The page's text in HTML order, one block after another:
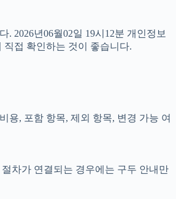
2026년06월02일 19시12분 개인정보
접 확인하는 것이 좋습니다.
용, 포함 항목, 제외 항목, 변경 가능 여
차가 연결되는 경우에는 구두 안내만